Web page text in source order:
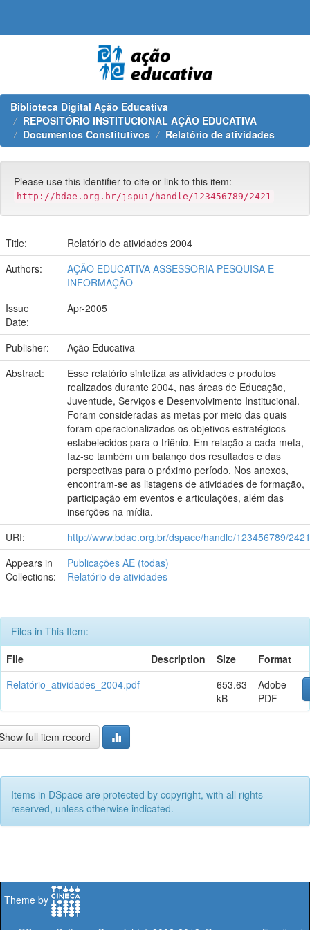
Biblioteca Digital Ação Educativa
REPOSITÓRIO INSTITUCIONAL AÇÃO EDUCATIVA
Documentos Constitutivos
Relatório de atividades
Please use this identifier to cite or link to this item:
http://bdae.org.br/jspui/handle/123456789/2421
Title:
Relatório de atividades 2004
Authors:
AÇÃO EDUCATIVA ASSESSORIA PESQUISA E
INFORMAÇÃO
Issue
Date:
Apr-2005
Publisher:
Ação Educativa
Abstract:
Esse relatório sintetiza as atividades e produtos
realizados durante 2004, nas áreas de Educação,
Juventude, Serviços e Desenvolvimento Institucional.
Foram consideradas as metas por meio das quais
foram operacionalizados os objetivos estratégicos
estabelecidos para o triênio. Em relação a cada meta,
faz-se também um balanço dos resultados e das
perspectivas para o próximo período. Nos anexos,
encontram-se as listagens de atividades de formação,
participação em eventos e articulações, além das
inserções na mídia.
URI:
http://www.bdae.org.br/dspace/handle/123456789/2421
Appears in
Collections:
Publicações AE (todas)
Relatório de atividades
Files in This Item:
File
Description Size
Format
Relatório_atividades_2004.pdf
653.63
kB
Adobe
PDF
full item record
Items in DSpace are protected by copyright, with all rights
reserved, unless otherwise indicated.
Theme by